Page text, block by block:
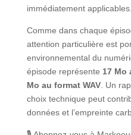
immédiatement applicables.
Comme dans chaque
attention particulière est
environnemental du
épisode représente 17 Mo
Mo au format WAV. Un
choix technique peut
données et l’empreinte